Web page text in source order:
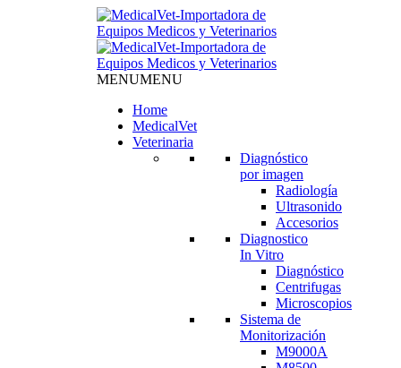
MENUMENU
Home
MedicalVet
Veterinaria
Diagnóstico
por imagen
Radiología
Ultrasonido
Accesorios
Diagnostico
In Vitro
Diagnóstico
Centrifugas
Microscopios
Sistema de
Monitorización
M9000A